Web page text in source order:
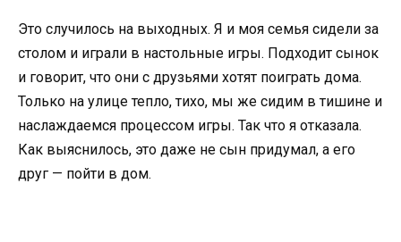
Это случилось на выходных. Я и моя семья сидели за
столом и играли в настольные игры. Подходит сынок
и говорит, что они с друзьями хотят поиграть дома.
Только на улице тепло, тихо, мы же сидим в тишине и
наслаждаемся процессом игры. Так что я отказала.
Как выяснилось, это даже не сын придумал, а его
друг — пойти в дом.